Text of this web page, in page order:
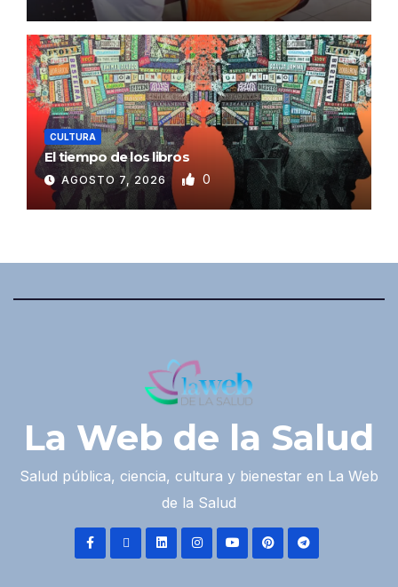
CULTURA
El tiempo de los libros
AGOSTO 7, 2026 0
La Web de la Salud
Salud pública, ciencia, cultura y bienestar en La Web
de la Salud